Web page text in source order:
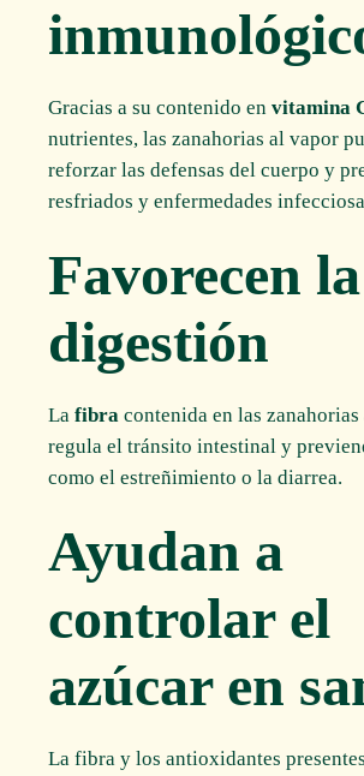
Gracias a su contenido envitamina
nutrientes, las zanahorias al vapor
reforzar las defensas del cuerpo y
resfriados y enfermedades
Favorecen la
digestión
Lafibra contenida en las
regula el tránsito intestinal y
como el estreñimiento o la diarrea.
Ayudan a
controlar el
azúcar en
La fibra y los antioxidantes